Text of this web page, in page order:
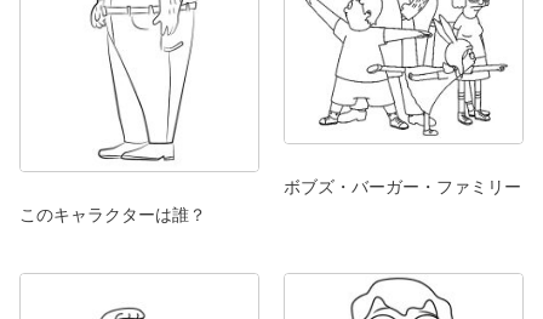
このキャラクターは誰？
ボブズ・バーガー・ファミリー